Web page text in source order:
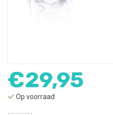
€29,95
Op voorraad